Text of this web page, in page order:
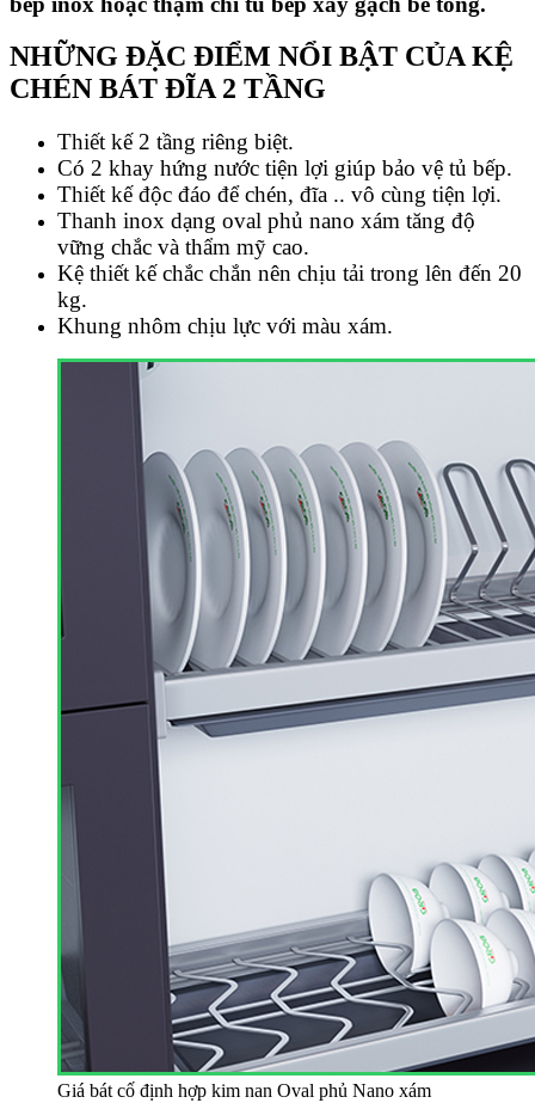
NHỮNG ĐẶC ĐIỂM NỔI BẬT CỦA KỆ
CHÉN BÁT ĐĨA 2 TẦNG
Thiết kế 2 tầng riêng biệt.
Có 2 khay hứng nước tiện lợi giúp bảo vệ tủ bếp.
Thiết kế độc đáo để chén, đĩa .. vô cùng tiện lợi.
Thanh inox dạng oval phủ nano xám tăng độ
vững chắc và thẩm mỹ cao.
Kệ thiết kế chắc chắn nên chịu tải trong lên đến 20
kg.
Khung nhôm chịu lực với màu xám.
Giá bát cố định hợp kim nan Oval phủ Nano xám